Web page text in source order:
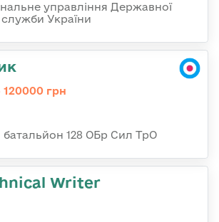
управління Державної
України
120000 грн
батальйон 128 ОБр Сил ТрО
Writer